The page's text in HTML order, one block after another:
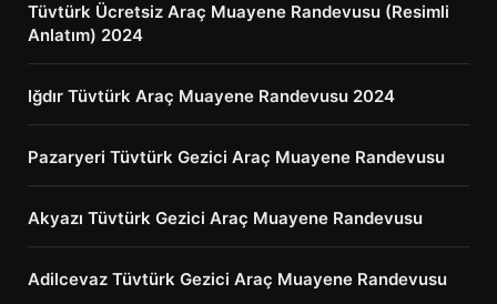
Tüvtürk Ücretsiz Araç Muayene Randevusu (Resimli
Anlatım) 2024
Iğdır Tüvtürk Araç Muayene Randevusu 2024
Pazaryeri Tüvtürk Gezici Araç Muayene Randevusu
Akyazı Tüvtürk Gezici Araç Muayene Randevusu
Adilcevaz Tüvtürk Gezici Araç Muayene Randevusu